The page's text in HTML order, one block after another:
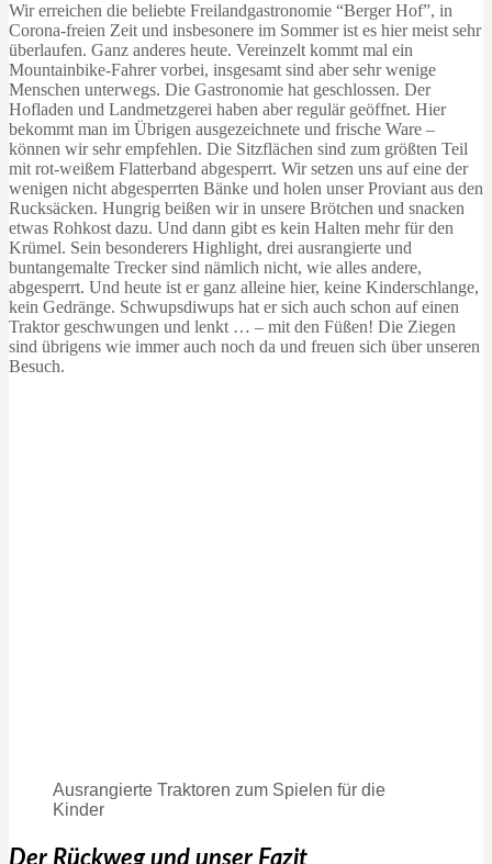
Wir erreichen die beliebte Freilandgastronomie “Berger Hof”, in
Corona-freien Zeit und insbesonere im Sommer ist es hier meist sehr
überlaufen. Ganz anderes heute. Vereinzelt kommt mal ein
Mountainbike-Fahrer vorbei, insgesamt sind aber sehr wenige
Menschen unterwegs. Die Gastronomie hat geschlossen. Der
Hofladen und Landmetzgerei haben aber regulär geöffnet. Hier
bekommt man im Übrigen ausgezeichnete und frische Ware –
können wir sehr empfehlen. Die Sitzflächen sind zum größten Teil
mit rot-weißem Flatterband abgesperrt. Wir setzen uns auf eine der
wenigen nicht abgesperrten Bänke und holen unser Proviant aus den
Rucksäcken. Hungrig beißen wir in unsere Brötchen und snacken
etwas Rohkost dazu. Und dann gibt es kein Halten mehr für den
Krümel. Sein besonderers Highlight, drei ausrangierte und
buntangemalte Trecker sind nämlich nicht, wie alles andere,
abgesperrt. Und heute ist er ganz alleine hier, keine Kinderschlange,
kein Gedränge. Schwupsdiwups hat er sich auch schon auf einen
Traktor geschwungen und lenkt … – mit den Füßen! Die Ziegen
sind übrigens wie immer auch noch da und freuen sich über unseren
Besuch.
Ausrangierte Traktoren zum Spielen für die
Kinder
Der Rückweg und unser Fazit